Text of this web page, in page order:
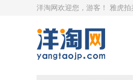
洋淘网欢迎您，游客！ 雅虎拍